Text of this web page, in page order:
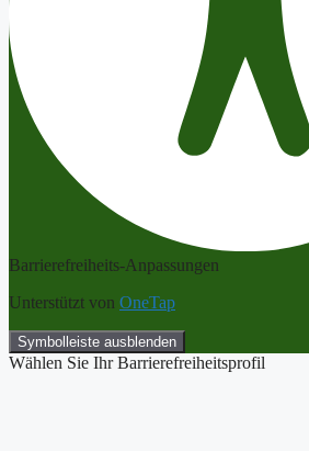
Barrierefreiheits-Anpassungen
Unterstützt von OneTap
Symbolleiste ausblenden
Wählen Sie Ihr Barrierefreiheitsprofil